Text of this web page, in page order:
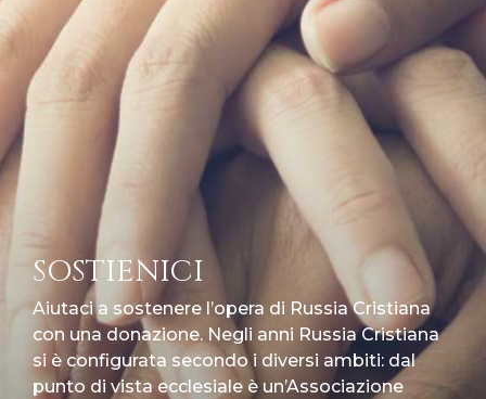
SOSTIENICI
Aiutaci a sostenere l’opera di Russia Cristiana
con una donazione. Negli anni Russia Cristiana
si è configurata secondo i diversi ambiti: dal
punto di vista ecclesiale è un’Associazione